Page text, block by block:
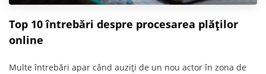
Top 10 întrebări despre procesarea plăților
online
Multe întrebări apar când auziți de un nou actor în zona de